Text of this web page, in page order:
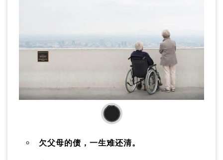
01
欠父母的债，一生难还清。